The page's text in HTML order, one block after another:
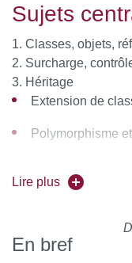
Sujets
Classes, objets,
Surcharge,
Héritage
Extension de
Polymorphisme
Classes internes
Exceptions
Lire plus
En bref